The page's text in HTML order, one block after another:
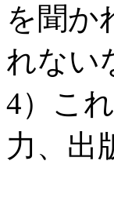
を聞か
れない
4）こ
力、出